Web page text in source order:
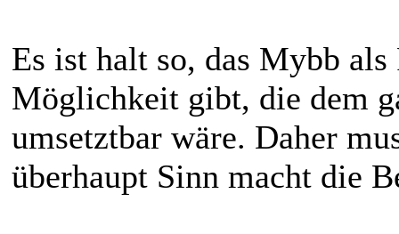
Es ist halt so, das Mybb
Möglichkeit gibt, die dem
umsetztbar wäre. Daher
überhaupt Sinn macht die